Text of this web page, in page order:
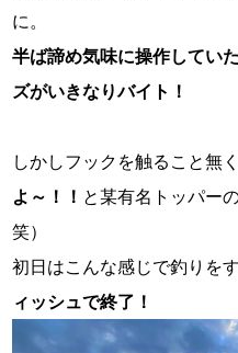
に。
半ば諦め気味に操作してい
ズがいきなりバイト！
しかしフックを触ること無
よ～！！ と某有名トッパー
笑）
初日はこんな感じで釣りを
ィッシュで終了！